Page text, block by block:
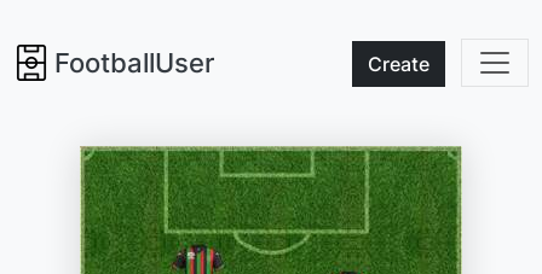
FootballUser Create